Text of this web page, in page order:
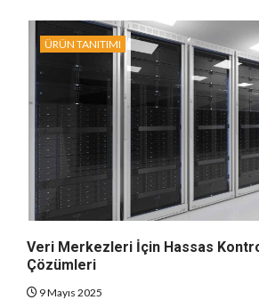
ÜRÜN TANITIMI
Veri Merkezleri İçin Hassas
Çözümleri
9 Mayıs 2025